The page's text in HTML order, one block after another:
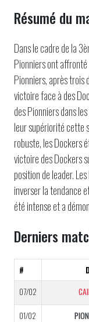
Résumé du
Dans le cadre de la
Pionniers ont
Pionniers, après trois
victoire face à des
des Pionniers dans
leur supériorité cette
robuste, les Dockers
victoire des Dockers
position de leader.
inverser la tendance
été intense et a
Derniers
#
07/02
01/02